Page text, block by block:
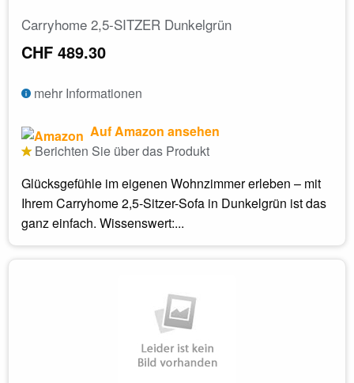
Carryhome 2,5-SITZER Dunkelgrün
CHF 489.30
mehr Informationen
Auf Amazon ansehen
Berichten Sie über das Produkt
Glücksgefühle im eigenen Wohnzimmer erleben – mit
Ihrem Carryhome 2,5-Sitzer-Sofa in Dunkelgrün ist das
ganz einfach. Wissenswert:...